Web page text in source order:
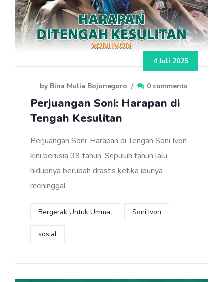
4 Juli 2025
by Bina Mulia Bojonegoro / 0 comments
Perjuangan Soni: Harapan di
Tengah Kesulitan
Perjuangan Soni: Harapan di Tengah Soni Ivon
kini berusia 39 tahun. Sepuluh tahun lalu,
hidupnya berubah drastis ketika ibunya
meninggal
Bergerak Untuk Ummat Soni Ivon
sosial